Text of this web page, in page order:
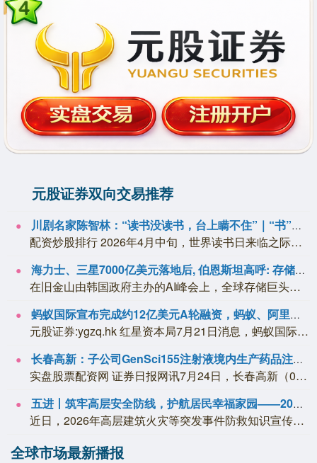
元股证券双向交易推荐
川剧名家陈智林：“读书没读书，台上瞒不住”｜“书”适圈
配资炒股排行 2026年4月中旬，世界读书日来临之际，陈智林接受了封面新闻记者独...
海力士、三星7000亿美元落地后, 伯恩斯坦高呼: 存储回调即是买点
在旧金山由韩国政府主办的AI峰会上，全球存储巨头与芯片设计商集中签署了总计数千亿...
蚂蚁国际宣布完成约12亿美元A轮融资，蚂蚁、阿里等股东参与
元股证券:ygzq.hk 红星资本局7月21日消息，蚂蚁国际今日宣布已完成A轮融...
长春高新：子公司GenSci155注射液境内生产药品注册临床试验申请获受理
实盘股票配资网 证券日报网讯7月24日，长春高新（000661）发布公告称如何管...
五进丨筑牢高层安全防线，护航居民幸福家园——2026年高层建筑火灾等突发事件防救知识宣传活动走进六榕
近日，2026年高层建筑火灾等突发事件防救知识宣传活动（第16场）在越秀区六榕街...
全球市场最新播报